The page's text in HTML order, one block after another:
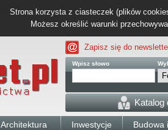
Strona korzysta z ciasteczek (plików
Możesz określić warunki
Zapisz się do
Wpisz słowo
Katalog
Architektura Inwestycje Budowa